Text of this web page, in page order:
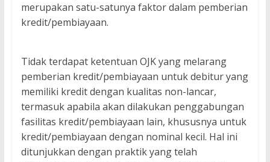
merupakan satu-satunya faktor dalam pemberian
kredit/pembiayaan.
Tidak terdapat ketentuan OJK yang melarang
pemberian kredit/pembiayaan untuk debitur yang
memiliki kredit dengan kualitas non-lancar,
termasuk apabila akan dilakukan penggabungan
fasilitas kredit/pembiayaan lain, khususnya untuk
kredit/pembiayaan dengan nominal kecil. Hal ini
ditunjukkan dengan praktik yang telah